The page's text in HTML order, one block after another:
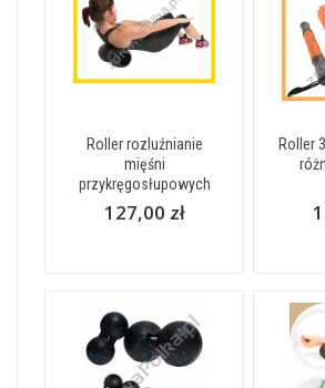
Roller rozluźnianie
mięśni
przykręgosłupowych
127,00 zł
Roller